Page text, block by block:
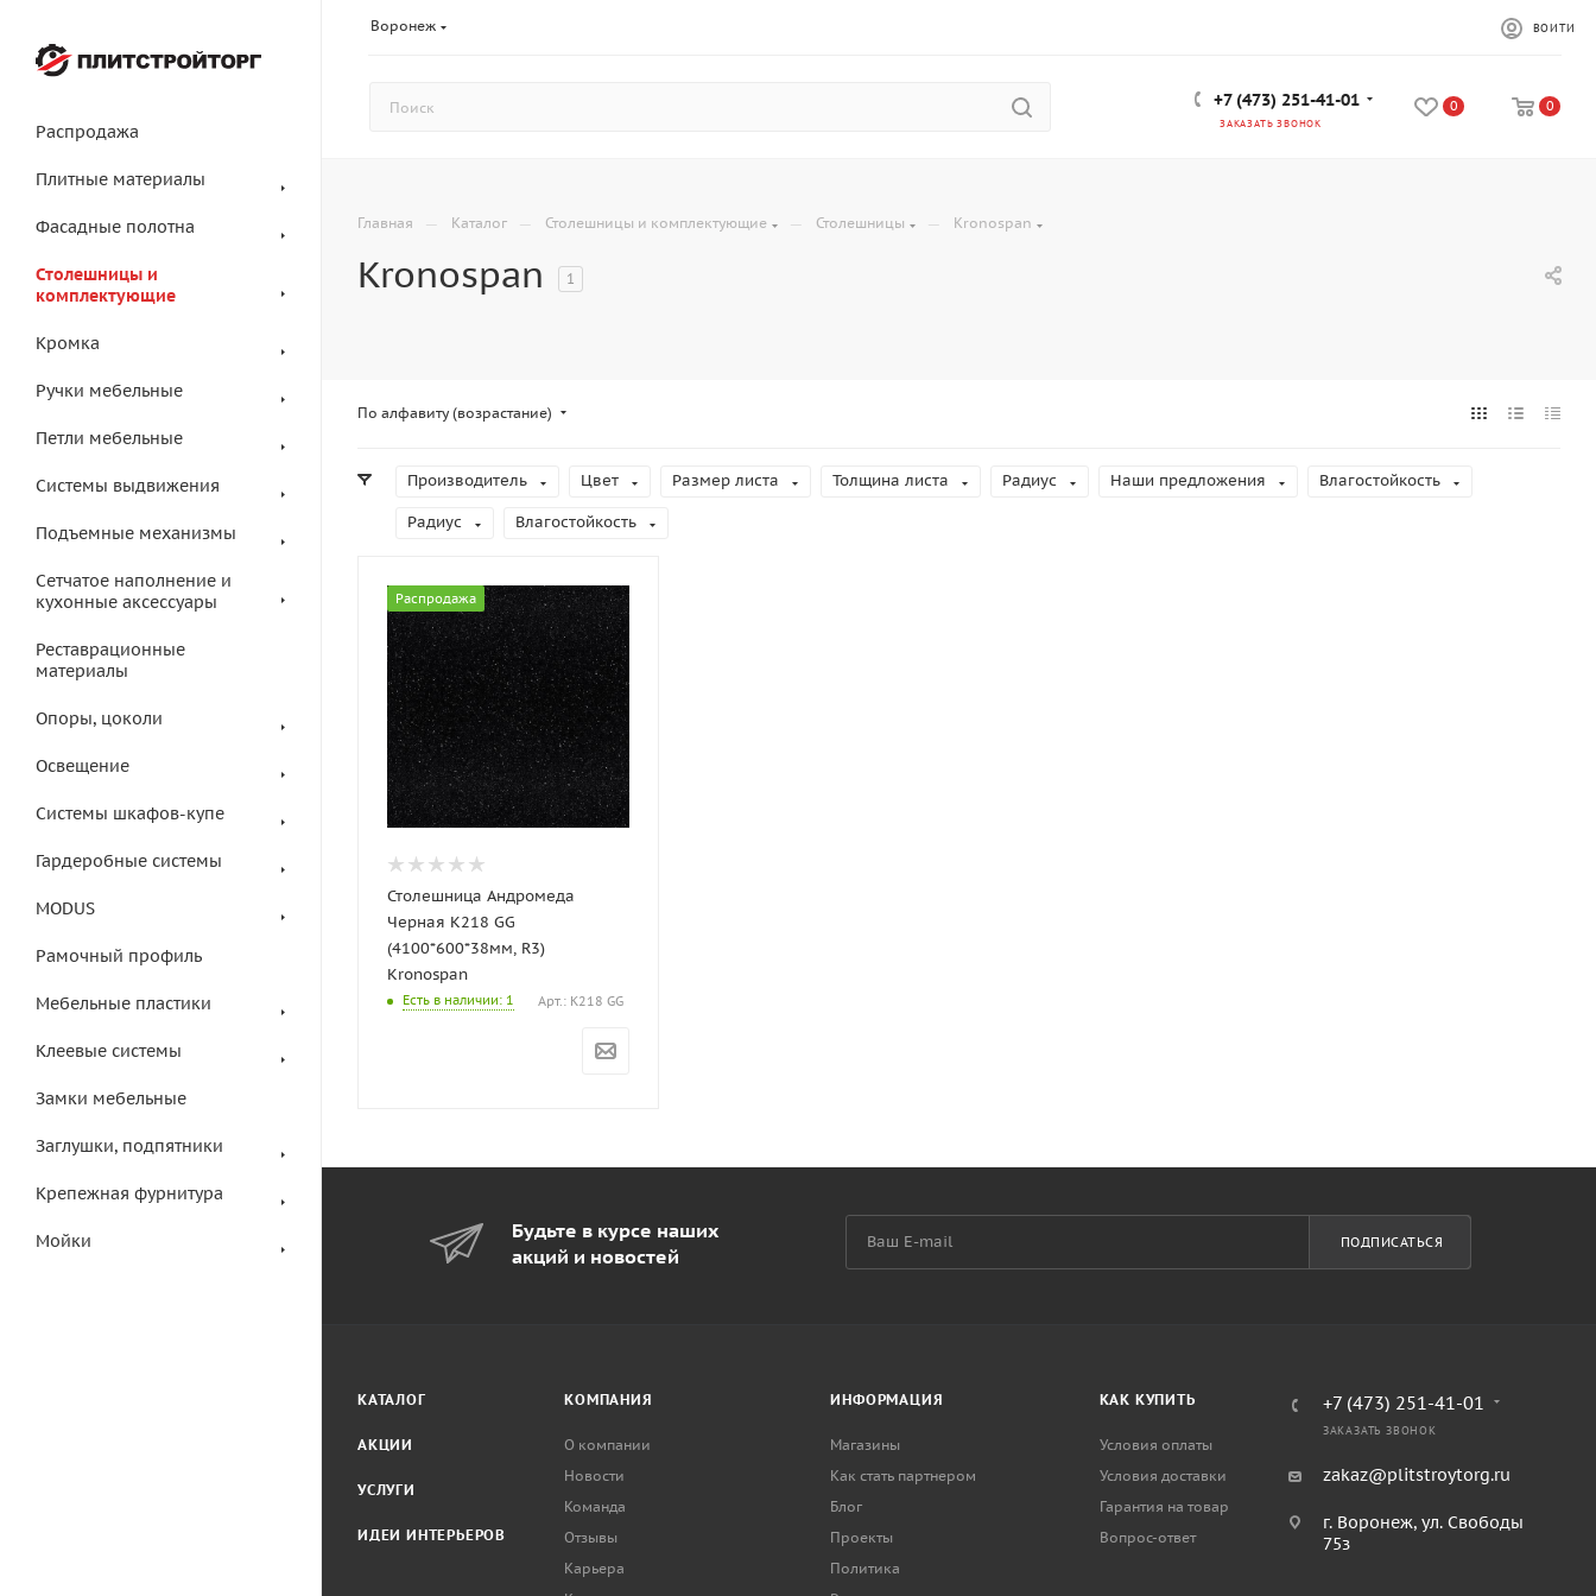
Воронеж ВОЙТИ
+7 (473) 251-41-01
ЗАКАЗАТЬ ЗВОНОК
0 0
Распродажа
Плитные материалы
Фасадные полотна
Столешницы и
комплектующие
Кромка
Ручки мебельные
Петли мебельные
Системы выдвижения
Подъемные механизмы
Сетчатое наполнение и
кухонные аксессуары
Реставрационные
материалы
Опоры, цоколи
Освещение
Системы шкафов-купе
Гардеробные системы
MODUS
Рамочный профиль
Мебельные пластики
Клеевые системы
Замки мебельные
Заглушки, подпятники
Крепежная фурнитура
Мойки
Главная — Каталог — Столешницы и комплектующие — Столешницы — Kronospan
Kronospan 1
По алфавиту (возрастание)
Производитель Цвет Размер листа Толщина листа Радиус Наши предложения Влагостойкость
Радиус Влагостойкость
Распродажа
Столешница Андромеда
Черная K218 GG
(4100*600*38мм, R3)
Kronospan
Есть в наличии: 1 Арт.: K218 GG
Будьте в курсе наших
акций и новостей
ПОДПИСАТЬСЯ
КАТАЛОГ
АКЦИИ
УСЛУГИ
ИДЕИ ИНТЕРЬЕРОВ
КОМПАНИЯ
О компании
Новости
Команда
Отзывы
Карьера
ИНФОРМАЦИЯ
Магазины
Как стать партнером
Блог
Проекты
Политика
КАК КУПИТЬ
Условия оплаты
Условия доставки
Гарантия на товар
Вопрос-ответ
+7 (473) 251-41-01
ЗАКАЗАТЬ ЗВОНОК
zakaz@plitstroytorg.ru
г. Воронеж, ул. Свободы
75з